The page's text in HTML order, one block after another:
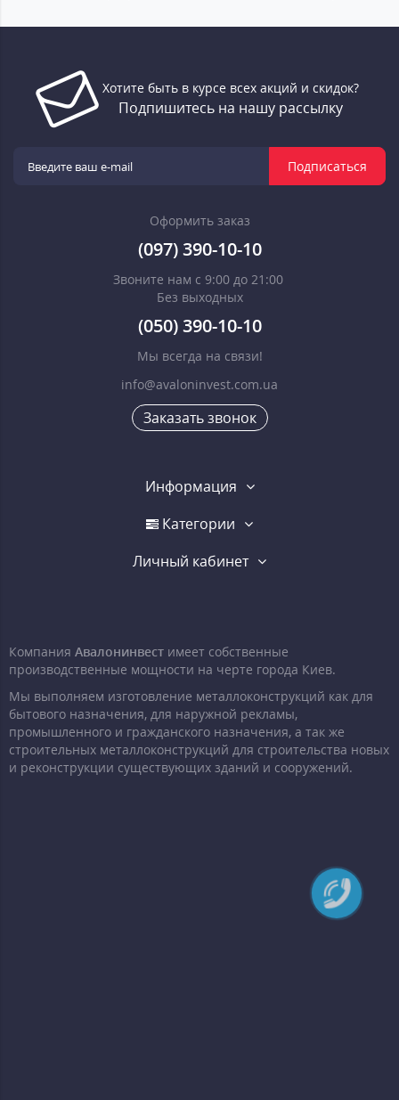
Хотите быть в курсе всех акций и скидок?
Подпишитесь на нашу рассылку
Подписаться
Оформить заказ
(097) 390-10-10
Звоните нам с 9:00 до 21:00
Без выходных
(050) 390-10-10
Мы всегда на связи!
info@avaloninvest.com.ua
Заказать звонок
Информация
Категории
Личный кабинет
Компания Авалонинвест имеет собственные
производственные мощности на черте города Киев.
Мы выполняем изготовление металлоконструкций как для
бытового назначения, для наружной рекламы,
промышленного и гражданского назначения, а так же
строительных металлоконструкций для строительства новых
и реконструкции существующих зданий и сооружений.